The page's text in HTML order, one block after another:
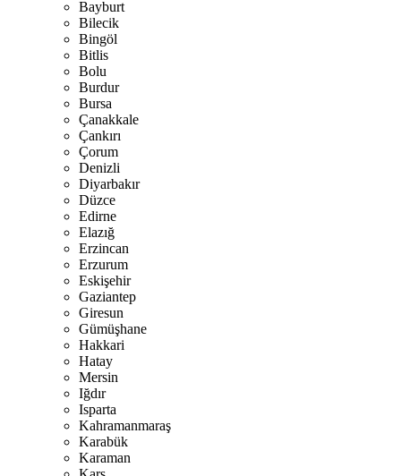
Bayburt
Bilecik
Bingöl
Bitlis
Bolu
Burdur
Bursa
Çanakkale
Çankırı
Çorum
Denizli
Diyarbakır
Düzce
Edirne
Elazığ
Erzincan
Erzurum
Eskişehir
Gaziantep
Giresun
Gümüşhane
Hakkari
Hatay
Mersin
Iğdır
Isparta
Kahramanmaraş
Karabük
Karaman